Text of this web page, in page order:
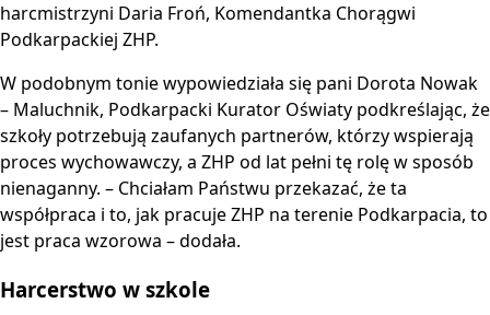
harcmistrzyni Daria Froń, Komendantka Chorągwi
Podkarpackiej ZHP.
W podobnym tonie wypowiedziała się pani Dorota Nowak
– Maluchnik, Podkarpacki Kurator Oświaty podkreślając, że
szkoły potrzebują zaufanych partnerów, którzy wspierają
proces wychowawczy, a ZHP od lat pełni tę rolę w sposób
nienaganny. – Chciałam Państwu przekazać, że ta
współpraca i to, jak pracuje ZHP na terenie Podkarpacia, to
jest praca wzorowa – dodała.
Harcerstwo w szkole